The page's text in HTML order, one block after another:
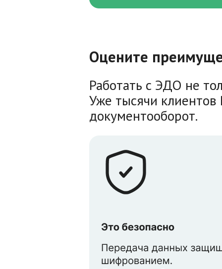
Оцените
Работать с ЭДО не
Уже тысячи
документооборот.